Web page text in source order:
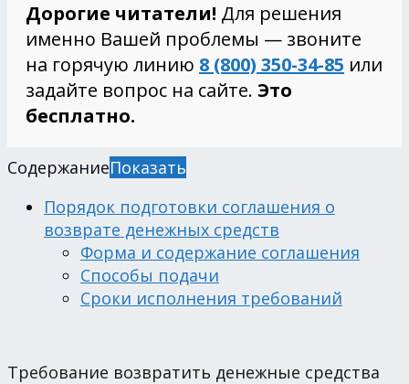
Дорогие читатели! Для решения
именно Вашей проблемы — звоните
на горячую линию 8 (800) 350-34-85 или
задайте вопрос на сайте. Это
бесплатно.
СодержаниеПоказать
Порядок подготовки соглашения о
возврате денежных средств
Форма и содержание соглашения
Способы подачи
Сроки исполнения требований
Требование возвратить денежные средства